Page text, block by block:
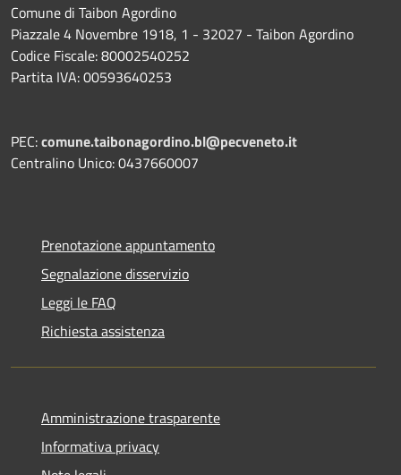
Comune di Taibon Agordino
Piazzale 4 Novembre 1918, 1 - 32027 - Taibon Agordino
Codice Fiscale: 80002540252
Partita IVA: 00593640253
PEC:comune.taibonagordino.bl@pecveneto.it
Centralino Unico: 0437660007
Prenotazione appuntamento
Segnalazione disservizio
Leggi le FAQ
Richiesta assistenza
Amministrazione trasparente
Informativa privacy